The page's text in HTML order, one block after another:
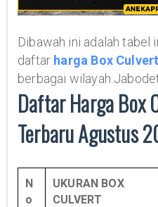
Dibawah ini adalah tabel
daftar harga Box Culvert
berbagai wilayah
Daftar Harga Box
Terbaru Agustus
N
o
UKURAN BOX
CULVERT